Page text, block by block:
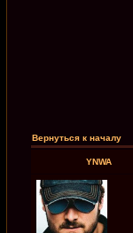
Вернуться к началу
YNWA